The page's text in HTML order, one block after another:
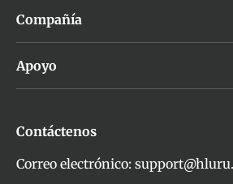
Compañía
Apoyo
Contáctenos
Correo electrónico: